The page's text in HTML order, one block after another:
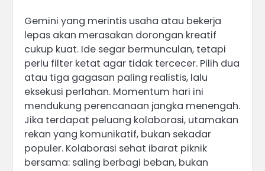
Gemini yang merintis usaha atau bekerja
lepas akan merasakan dorongan kreatif
cukup kuat. Ide segar bermunculan, tetapi
perlu filter ketat agar tidak tercecer. Pilih dua
atau tiga gagasan paling realistis, lalu
eksekusi perlahan. Momentum hari ini
mendukung perencanaan jangka menengah.
Jika terdapat peluang kolaborasi, utamakan
rekan yang komunikatif, bukan sekadar
populer. Kolaborasi sehat ibarat piknik
bersama: saling berbagi beban, bukan